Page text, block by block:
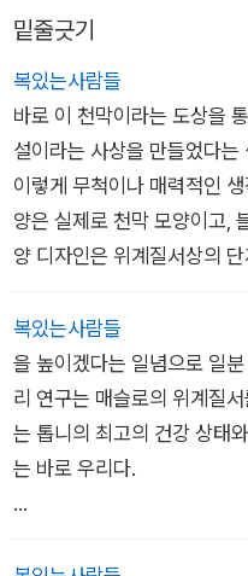
그 말을 있는 그대로 받아들
우리에게 있는 것이 아니라,
하는 책임이 그 사람들에게
아니며, 그 연장선상에서 인
도 사실상 무의미하다. 인종
한다고 믿게끔 만들 것이며,
인종차별주의자들이 안전한
도 그대로 믿지 말라’라는
위한 역사적 맥락을 조금 더
반, 특히 인종 과학의 기반이
이 분명해진다. 백인이라는
에 강력해진다는 뜻이 된다.
1장 ‘누구의 말도 그대로 믿지
게이 의회가 학생들의 학습
분할 것을 권고했다. (…)
이 시점은 프랜시스 골턴이
런 조치를 그가 찬성했을 것
우생학적 원칙을 바탕으로
는 지능을 수치화하는 것이
똑똑한 사람들이 자손을 낳
지능이 제일 떨어지는 사람
다고 주장했다. 1920년대, 찰
리학자들은 지능을 표준화한
험을 설계하고 개발하면서
우리가 지능의 유전학이라고
에 관한 버트의 연구는 11+
은 점수를 받아 지능이 높다
어갈 수가 있었다. 여기서 중
스페인 정복자 출신 아버지
문화 아이’였던 잉카 가르실
있는 것은 무엇이든 매듭으
잉카를 방문한 모든 대사들,
쟁까지도 말이다”라고 1609
은 키푸카마유크
이들은 무척 정확하고도 접
어서, 정복에 나선 스페인 사
라 여겼다. 그보다 25년쯤 전
에 있는 키푸는 우상숭배적
는 명령을 내렸다. 이는 남아
의 설명과 상반된 기록들을
스페인의 정복자 디에고 데
술적인 물건들 수백 개를 태
었다. 잉카제국을 격파한 것
서 얻은 이익의 공이 크다. 식
한 원자재에 접근하도록 해
품을 판매할 수 있는 시장 구
져다주는 괜찮은 방법이었다
지지만 않는다면 말이다(그
지만, 원자재가 다 떨어지지
공장 시스템의 형태를 갖추
명하는 정도가 아니었다. 이
전히 뒤바꾸었다. 산업화 이
연장선상에서 여가를 어느 정
일은 계절에 따라 이루어지며
우되었다. 사람들은 원하는
는 밤 시간도 쪼개어 두 번 잠
보내고는 했다. 공장을 바탕
아감에 따라, 사람들은 말하
대를 받았다. 혹사당하면서
밑줄긋기
복있는사람들
바로 이 천막이라는 도상을
설이라는 사상을 만들었다는
이렇게 무척이나 매력적인
양은 실제로 천막 모양이고,
양 디자인은 위계질서상의
바로 이 때문에 헤비 헤드와
드가 시크시카에서 지냈던
본 것이기도 했다.
그렇지만 이 가설에는 여러
지 않았다는 점도 문제였다.
른 이유는 바로 처음에 매슬
복있는사람들
을 높이겠다는 일념으로 일
리 연구는 매슬로의 위계질
는 톱니의 최고의 건강 상태
는 바로 우리다.
욕구단계설은 관리 연구 전